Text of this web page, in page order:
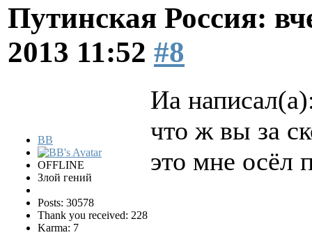
Путинская Россия:
2013 11:52 #8
BB
OFFLINE
Злой гений
Posts: 30578
Thank you received: 228
Karma: 7
Иа
что ж вы за
это мне осёл